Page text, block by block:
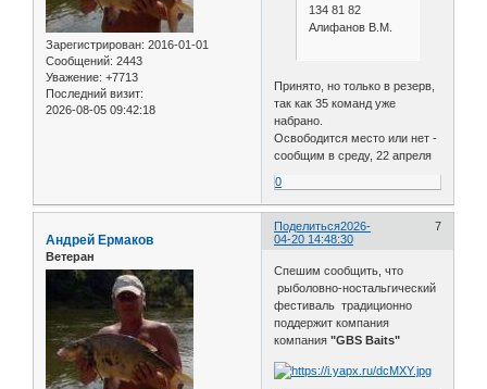
Зарегистрирован: 2016-01-01
Сообщений: 2443
Уважение: +7713
Последний визит:
2026-08-05 09:42:18
134 81 82
Алифанов В.М.
Принято, но только в резерв,
так как 35 команд уже
набрано.
Освободится место или нет -
сообщим в среду, 22 апреля
0
Поделиться 7
2026-
04-20 14:48:30
Андрей Ермаков
Ветеран
Спешим сообщить, что
рыболовно-ностальгический
фестиваль традиционно
поддержит компания
компания"GBS Baits"